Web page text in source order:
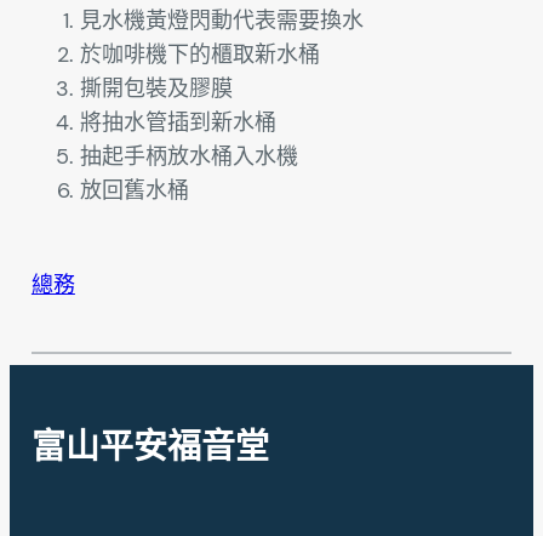
見水機黃燈閃動代表需要換水
於咖啡機下的櫃取新水桶
撕開包裝及膠膜
將抽水管插到新水桶
抽起手柄放水桶入水機
放回舊水桶
總務
富山平安福音堂